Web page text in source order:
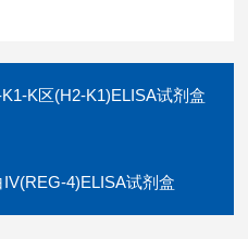
K区(H2-K1)ELISA试剂盒
IV(REG-4)ELISA试剂盒